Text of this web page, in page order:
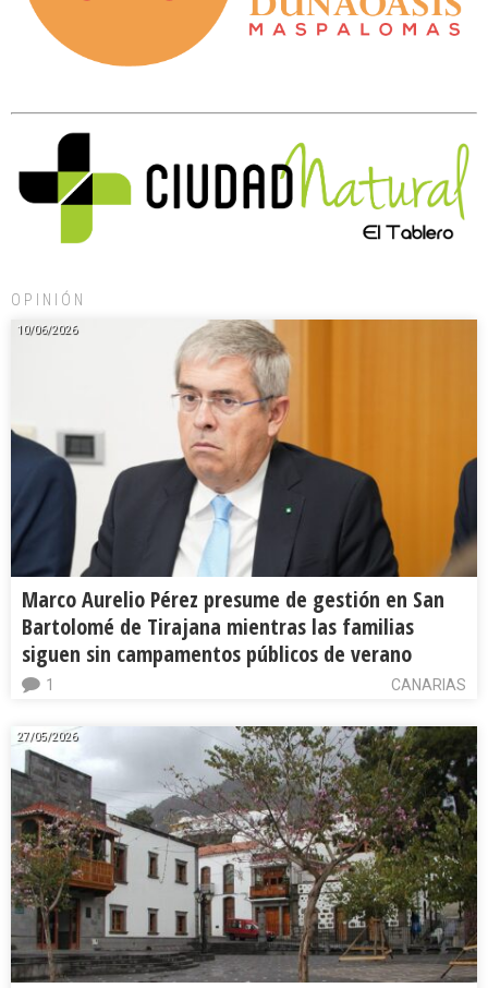
OPINIÓN
10/06/2026
Marco Aurelio Pérez presume de gestión en San
Bartolomé de Tirajana mientras las familias
siguen sin campamentos públicos de verano
CANARIAS
1
27/05/2026